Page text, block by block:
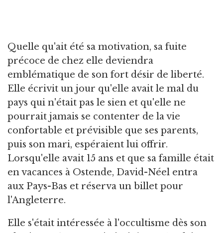
Quelle qu'ait été sa motivation, sa fuite
précoce de chez elle deviendra
emblématique de son fort désir de liberté.
Elle écrivit un jour qu'elle avait le mal du
pays qui n'était pas le sien et qu'elle ne
pourrait jamais se contenter de la vie
confortable et prévisible que ses parents,
puis son mari, espéraient lui offrir.
Lorsqu'elle avait 15 ans et que sa famille était
en vacances à Ostende, David-Néel entra
aux Pays-Bas et réserva un billet pour
l'Angleterre.
Elle s'était intéressée à l'occultisme dès son